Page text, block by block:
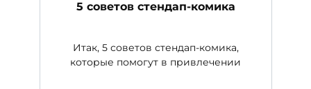
5 советов стендап-комика
Итак, 5 советов стендап-комика,
которые помогут в привлечении